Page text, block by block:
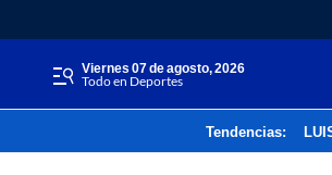
viernes 07 de agosto, 2026
Todo en Deportes
Tendencias: